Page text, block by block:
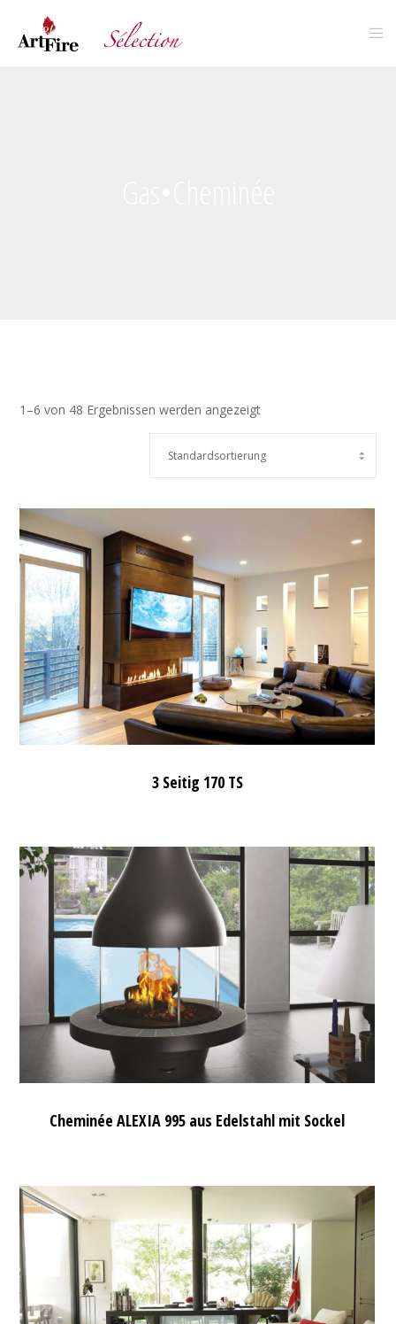
1–6 von 48 Ergebnissen werden angezeigt
3 Seitig 170 TS
Cheminée ALEXIA 995 aus Edelstahl mit Sockel